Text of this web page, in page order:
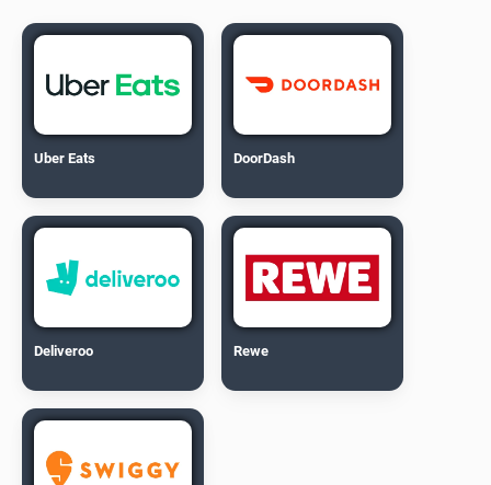
Uber Eats DoorDash
Deliveroo Rewe